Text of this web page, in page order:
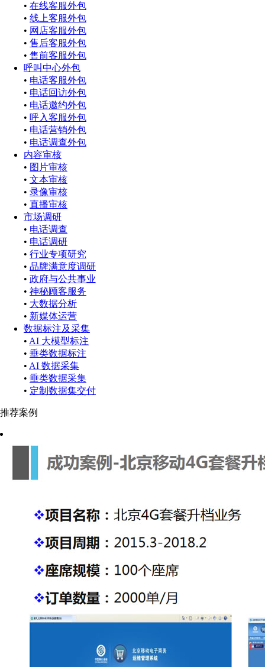
• 在线客服外包
• 线上客服外包
• 网店客服外包
• 售后客服外包
• 售前客服外包
呼叫中心外包
• 电话客服外包
• 电话回访外包
• 电话邀约外包
• 呼入客服外包
• 电话营销外包
• 电话调查外包
内容审核
• 图片审核
• 文本审核
• 录像审核
• 直播审核
市场调研
• 电话调查
• 电话调研
• 行业专项研究
• 品牌满意度调研
• 政府与公共事业
• 神秘顾客服务
• 大数据分析
• 新媒体运营
数据标注及采集
• AI 大模型标注
• 垂类数据标注
• AI 数据采集
• 垂类数据采集
• 定制数据集交付
推荐案例